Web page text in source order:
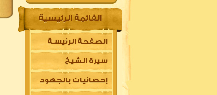
القائمة الرئيسية
الصفحة الرئيسـة
سيرة الشيخ
إحصائيات بالجهود